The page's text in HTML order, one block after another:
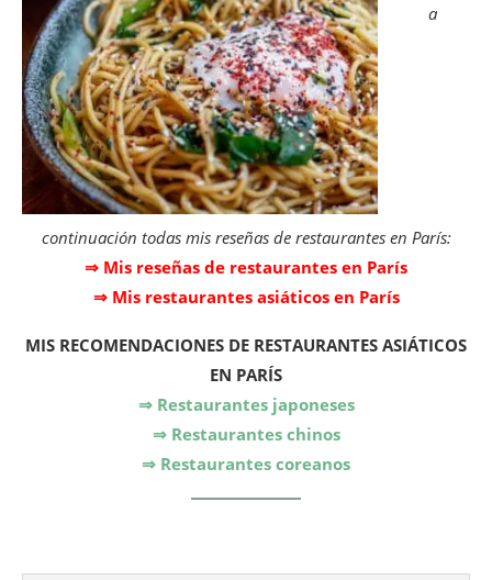
a
continuación todas mis reseñas de restaurantes en París:
⇒ Mis reseñas de restaurantes en París
⇒ Mis restaurantes asiáticos en París
MIS RECOMENDACIONES DE RESTAURANTES ASIÁTICOS
EN PARÍS
⇒ Restaurantes japoneses
⇒ Restaurantes chinos
⇒ Restaurantes coreanos